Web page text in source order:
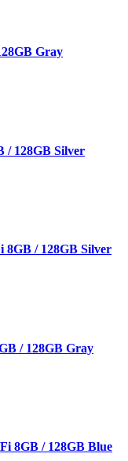
Gray
/ 128GB Silver
8GB / 128GB Silver
/ 128GB Gray
8GB / 128GB Blue